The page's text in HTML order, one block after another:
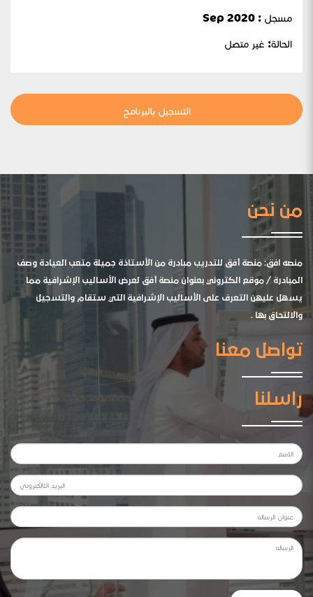
مسجل : Sep 2020
الحالة: غير متصل
التسجيل بالبرنامج
من نحن
منصه افق: منصة أفق للتدريب مبادرة من الأستاذة جميلة متعب العيادة وصف
المبادرة / موقع الكتروني بعنوان منصة أفق لعرض الأساليب الإشرافية مما
يسهل عليهن التعرف على الأساليب الإشرافية التي ستقام والتسجيل
والالتحاق بها .
تواصل معنا
راسلنا